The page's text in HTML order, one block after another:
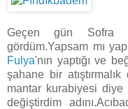
Geçen gün Sofra
gördüm.Yapsam mı
Fulya'nın yaptığı ve
şahane bir
mantar kurabiyesi diye
değiştirdim